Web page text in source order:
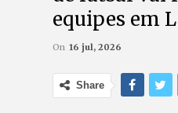
equipes em
On 16 jul, 2026
Share